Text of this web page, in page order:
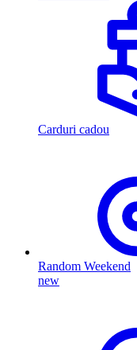
Carduri cadou
Random Weekend
new